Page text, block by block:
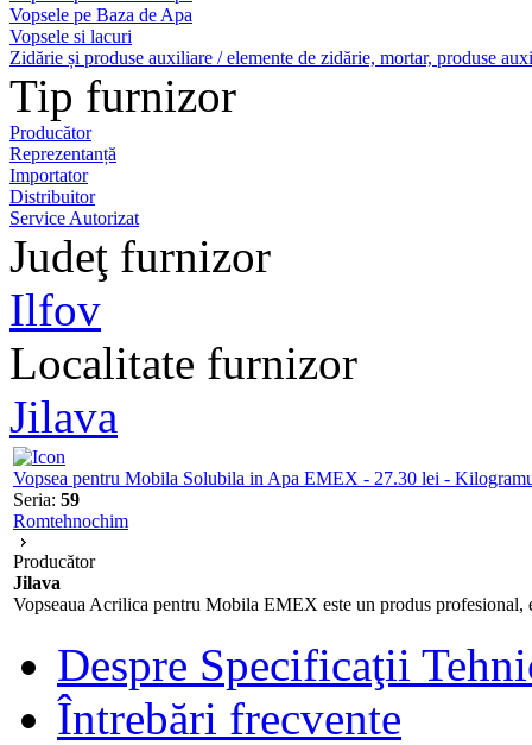
Vopsele pe Baza de Apa
Vopsele si lacuri
Zidărie și produse auxiliare / elemente de zidărie, mortar, produse
Tip furnizor
Producător
Reprezentanță
Importator
Distribuitor
Service Autorizat
Judeţ furnizor
Ilfov
Localitate furnizor
Jilava
Vopsea pentru Mobila Solubila in Apa EMEX - 27.30 lei -
Seria: 59
Romtehnochim
Producător
Jilava
Vopseaua Acrilica pentru Mobila EMEX este un produs
Despre Specificaţii
Întrebări frecvente